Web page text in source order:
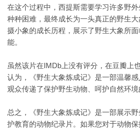
在这个过程中，西提斯需要学习许多野
种种困难，最终成长为一头真正的野生
摄小象的成长历程，展示了野生大象所
能。
虽然该片在IMDb上没有评分，在豆瓣上
认为，《野生大象炼成记》是一部温馨
观众传递了保护野生动物、呵护自然环境
总之，《野生大象炼成记》是一部展示
护教育的动物纪录片。如果您对于动物